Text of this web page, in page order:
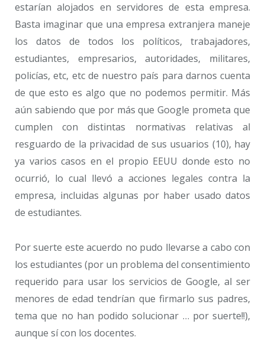
estarían alojados en servidores de esta empresa.
Basta imaginar que una empresa extranjera maneje
los datos de todos los políticos, trabajadores,
estudiantes, empresarios, autoridades, militares,
policías, etc, etc de nuestro país para darnos cuenta
de que esto es algo que no podemos permitir. Más
aún sabiendo que por más que Google prometa que
cumplen con distintas normativas relativas al
resguardo de la privacidad de sus usuarios (10), hay
ya varios casos en el propio EEUU donde esto no
ocurrió, lo cual llevó a acciones legales contra la
empresa, incluidas algunas por haber usado datos
de estudiantes.
Por suerte este acuerdo no pudo llevarse a cabo con
los estudiantes (por un problema del consentimiento
requerido para usar los servicios de Google, al ser
menores de edad tendrían que firmarlo sus padres,
tema que no han podido solucionar … por suerte!!),
aunque sí con los docentes.